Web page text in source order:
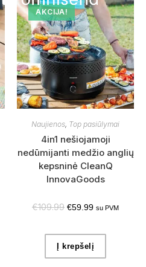
AKCIJA!
Naujienos, Top pasiūlymai
4in1 nešiojamoji
nedūmijanti medžio anglių
kepsninė CleanQ
InnovaGoods
€109.99 €59.99 su PVM
Į krepšelį